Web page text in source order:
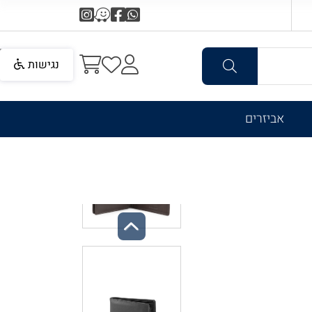
אביזרים
Previous
נגישות